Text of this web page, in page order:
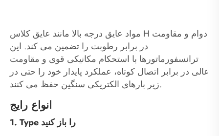
مواد عایق درجه بالا مانند عایق کلاس H دوام و مقاومت
در برابر رطوبت را تضمین می کند. این
ترانسفورماتورها با استحکام مکانیکی قوی و مقاومت
عالی در برابر اتصال کوتاه، عملکرد پایدار خود را حتی در
زیر بارهای الکتریکی سنگین حفظ می کنند.
انواع رایج
1. Type را باز کنید